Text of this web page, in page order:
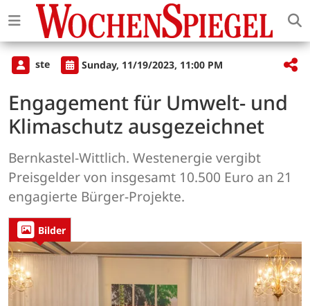
ste Sunday, 11/19/2023, 11:00 PM
Engagement für Umwelt- und
Klimaschutz ausgezeichnet
Bernkastel-Wittlich. Westenergie vergibt
Preisgelder von insgesamt 10.500 Euro an 21
engagierte Bürger-Projekte.
Bilder